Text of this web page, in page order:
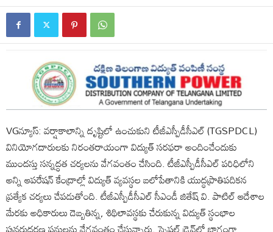
VGన్యూస్: వర్షాకాలాన్ని దృష్టిలో ఉంచుకుని టీజీఎస్పీడీసీఎల్ (TGSPDCL)
వినియోగదారులకు నిరంతరాయంగా విద్యుత్ సరఫరా అందించేందుకు
ముందస్తు సన్నద్ధత చర్యలను వేగవంతం చేసింది. టీజీఎస్పీడీసీఎల్ పరిధిలోని
అన్ని ఆపరేషన్ కేంద్రాల్లో విద్యుత్ వ్యవస్థల బలోపేతానికి యుద్ధప్రాతిపదికన
ప్రత్యేక చర్యలు చేపడుతోంది. టీజీఎస్పీడీసీఎల్ సీఎండీ జితేష్ వి. పాటిల్ ఆదేశాల
మేరకు అధికారులు దెబ్బతిన్న, శిథిలావస్థకు చేరుకున్న విద్యుత్ స్థంభాల